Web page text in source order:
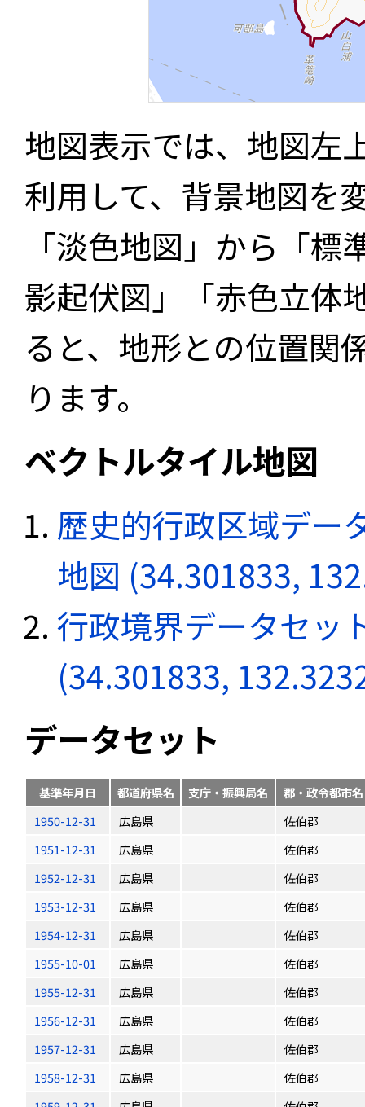
地図表示では、地図左
利用して、背景地図を
「淡色地図」から「
影起伏図」「赤色立体
ると、地形との位置関
ります。
ベクトルタイル地図
歴史的行政区域デー
地図 (34.301833,
行政境界データセッ
(34.301833,
データセット
基準年月日 都道府県名 支庁・振興局名
郡・政令都市名
1950-12-31
広島県
佐伯郡
1951-12-31
広島県
佐伯郡
1952-12-31
広島県
佐伯郡
1953-12-31
広島県
佐伯郡
1954-12-31
広島県
佐伯郡
1955-10-01
広島県
佐伯郡
1955-12-31
広島県
佐伯郡
1956-12-31
広島県
佐伯郡
1957-12-31
広島県
佐伯郡
1958-12-31
広島県
佐伯郡